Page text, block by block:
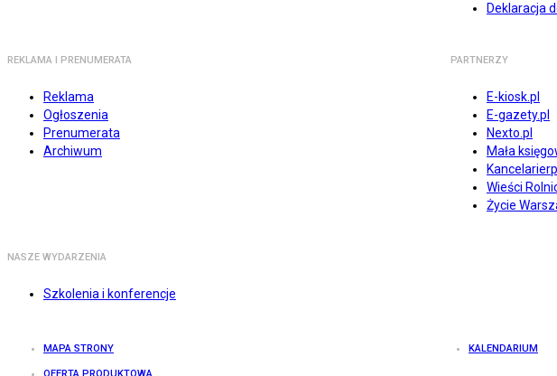
Deklaracja
REKLAMA I PRENUMERATA
Reklama
Ogłoszenia
Prenumerata
Archiwum
PARTNERZY
E-kiosk.pl
E-gazety.pl
Nexto.pl
Mała
Wieści
Życie
NASZE WYDARZENIA
Szkolenia i konferencje
MAPA STRONY KALENDARIUM